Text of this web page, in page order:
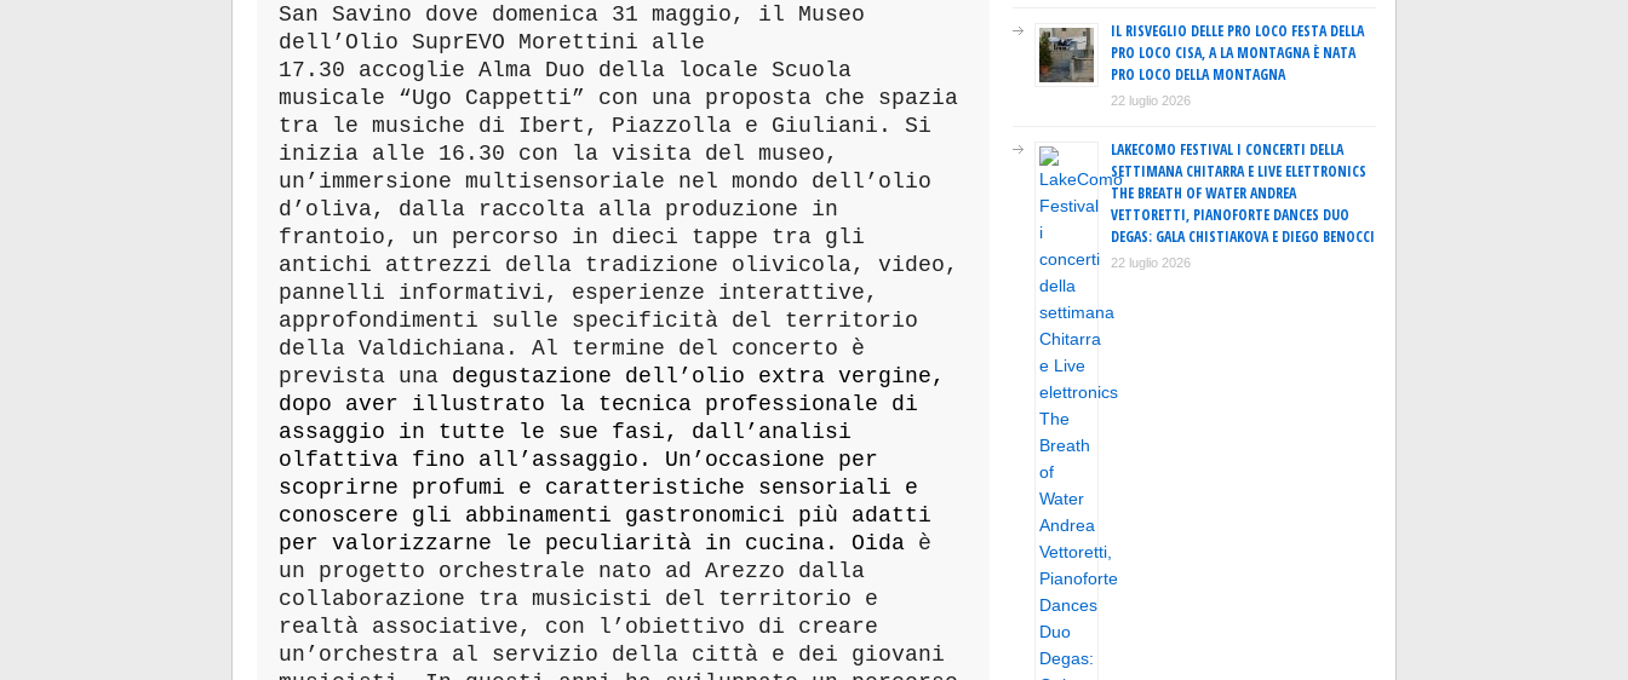
San Savino dove domenica 31 maggio, il Museo
dell’Olio SuprEVO Morettini alle
17.30 accoglie Alma Duo della locale Scuola
musicale “Ugo Cappetti” con una proposta che spazia
tra le musiche di Ibert, Piazzolla e Giuliani. Si
inizia alle 16.30 con la visita del museo,
un’immersione multisensoriale nel mondo dell’olio
d’oliva, dalla raccolta alla produzione in
frantoio, un percorso in dieci tappe tra gli
antichi attrezzi della tradizione olivicola, video,
pannelli informativi, esperienze interattive,
approfondimenti sulle specificità del territorio
della Valdichiana. Al termine del concerto è
prevista una degustazione dell’olio extra vergine,
dopo aver illustrato la tecnica professionale di
assaggio in tutte le sue fasi, dall’analisi
olfattiva fino all’assaggio.
Un’occasione per
scoprirne profumi e caratteristiche sensoriali e
conoscere gli abbinamenti gastronomici più adatti
per valorizzarne le peculiarità in cucina. Oida è
un progetto orchestrale nato ad Arezzo dalla
collaborazione tra musicisti del territorio e
realtà associative, con l’obiettivo di creare
un’orchestra al servizio della città e dei giovani
IL RISVEGLIO DELLE PRO LOCO FESTA DELLA
PRO LOCO CISA, A LA MONTAGNA È NATA
PRO LOCO DELLA MONTAGNA
22 luglio 2026
LAKECOMO FESTIVAL I CONCERTI DELLA
SETTIMANA CHITARRA E LIVE ELETTRONICS
THE BREATH OF WATER ANDREA
VETTORETTI, PIANOFORTE DANCES DUO
DEGAS: GALA CHISTIAKOVA E DIEGO BENOCCI
22 luglio 2026